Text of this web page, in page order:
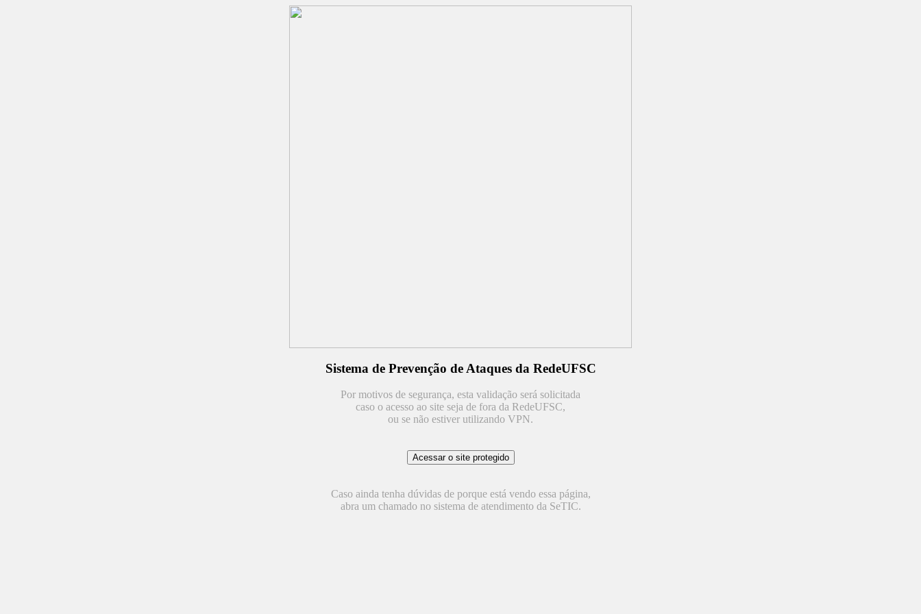
Sistema de Prevenção de Ataques da RedeUFSC
Por motivos de segurança, esta validação será solicitada
caso o acesso ao site seja de fora da RedeUFSC,
ou se não estiver utilizando VPN.
Caso ainda tenha dúvidas de porque está vendo essa página,
abra um chamado no sistema de atendimento da SeTIC.